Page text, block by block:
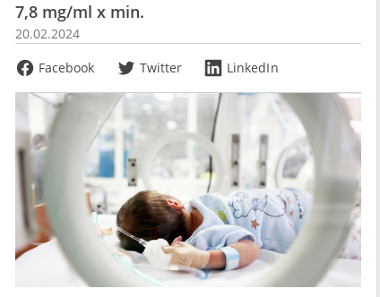
7,8 mg/ml x min.
20.02.2024
Facebook
Twitter LinkedIn